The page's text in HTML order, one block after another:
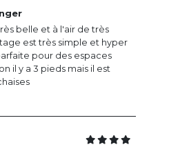
belle et à l'air de très
est très simple et hyper
pour des espaces
il y a 3 pieds mais il est